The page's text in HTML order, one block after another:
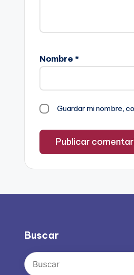
Nombre *
Guardar mi nombre,
Buscar